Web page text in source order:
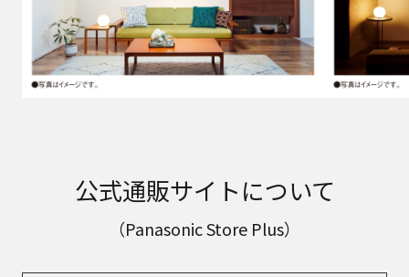
公式通販サイトについて
（Panasonic Store Plus）